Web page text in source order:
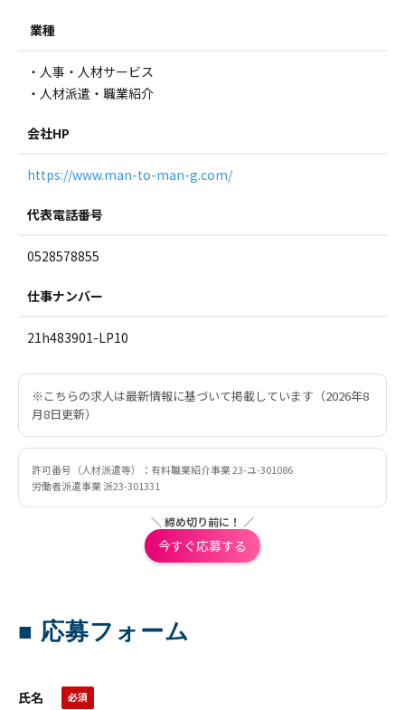
業種
・人事・人材サービス
・人材派遣・職業紹介
会社HP
https://www.man-to-man-g.com/
代表電話番号
0528578855
仕事ナンバー
21h483901-LP10
※こちらの求人は最新情報に基づいて掲載しています（2026年8
月8日更新）
許可番号（人材派遣等）：有料職業紹介事業 23-ユ-301086
労働者派遣事業 派23-301331
＼ 締め切り前に！ ／
今すぐ応募する
■ 応募フォーム
氏名